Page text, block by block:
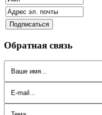
Обратная связь